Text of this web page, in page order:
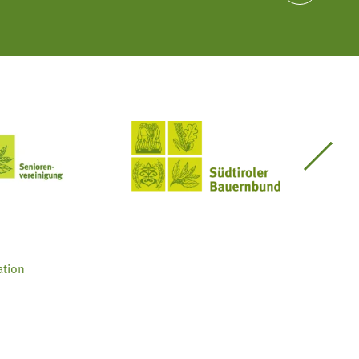
Seniorenvereinigung im SBB Südtiroler Bauernbund